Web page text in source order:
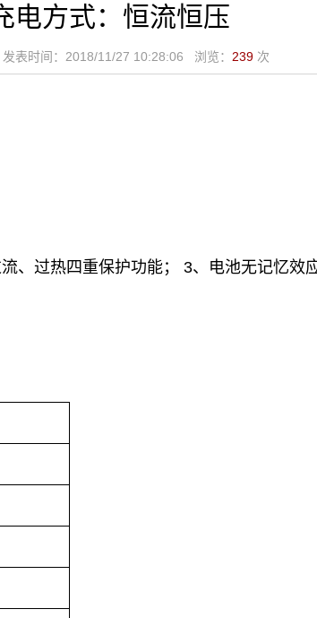
电方式：恒流恒压
表时间：2018/11/27 10:28:06 浏览： 239 次
、过热四重保护功能； 3、电池无记忆效应